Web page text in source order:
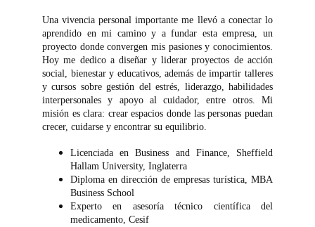
Una vivencia personal importante me llevó a conectar lo
aprendido en mi camino y a fundar esta empresa, un
proyecto donde convergen mis pasiones y conocimientos.
Hoy me dedico a diseñar y liderar proyectos de acción
social, bienestar y educativos, además de impartir talleres
y cursos sobre gestión del estrés, liderazgo, habilidades
interpersonales y apoyo al cuidador, entre otros. Mi
misión es clara: crear espacios donde las personas puedan
crecer, cuidarse y encontrar su equilibrio.
Licenciada en Business and Finance, Sheffield
Hallam University, Inglaterra
Diploma en dirección de empresas turística, MBA
Business School
Experto en asesoría técnico científica del
medicamento, Cesif